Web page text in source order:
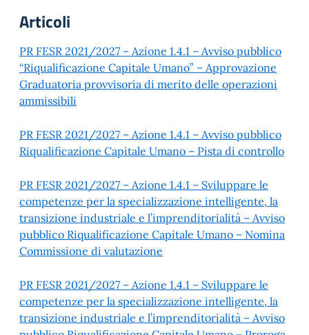
Articoli
PR FESR 2021/2027 – Azione 1.4.1 – Avviso pubblico
“Riqualificazione Capitale Umano” – Approvazione
Graduatoria provvisoria di merito delle operazioni
ammissibili
PR FESR 2021/2027 – Azione 1.4.1 – Avviso pubblico
Riqualificazione Capitale Umano – Pista di controllo
PR FESR 2021/2027 – Azione 1.4.1 – Sviluppare le
competenze per la specializzazione intelligente, la
transizione industriale e l’imprenditorialità – Avviso
pubblico Riqualificazione Capitale Umano – Nomina
Commissione di valutazione
PR FESR 2021/2027 – Azione 1.4.1 – Sviluppare le
competenze per la specializzazione intelligente, la
transizione industriale e l’imprenditorialità – Avviso